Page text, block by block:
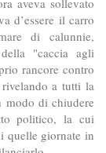
aveva sollevato
d’essere il carro
di calunnie,
"caccia agli
rancore contro
a tutti la
modo di chiudere
politico, la cui
quelle giornate in